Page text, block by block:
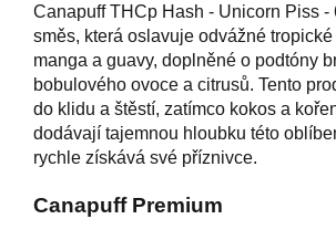
Canapuff THCp Hash - Unicorn Piss -
směs, která oslavuje odvážné
manga a guavy, doplněné o podtóny
bobulového ovoce a citrusů. Tento
do klidu a štěstí, zatímco kokos a
dodávají tajemnou hloubku této
rychle získává své příznivce.
Canapuff Premium